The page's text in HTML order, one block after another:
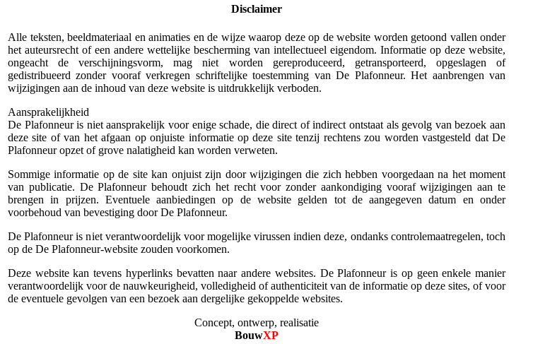
Disclaimer
Alle teksten, beeldmateriaal en animaties en de wijze waarop deze op de website worden getoond vallen onder
het auteursrecht of een andere wettelijke bescherming van intellectueel eigendom. Informatie op deze website,
ongeacht de verschijningsvorm, mag niet worden gereproduceerd, getransporteerd, opgeslagen of
gedistribueerd zonder vooraf verkregen schriftelijke toestemming van De Plafonneur. Het aanbrengen van
wijzigingen aan de inhoud van deze website is uitdrukkelijk verboden.
Aansprakelijkheid
De Plafonneur is niet aansprakelijk voor enige schade, die direct of indirect ontstaat als gevolg van bezoek aan
deze site of van het afgaan op onjuiste informatie op deze site tenzij rechtens zou worden vastgesteld dat De
Plafonneur opzet of grove nalatigheid kan worden verweten.
Sommige informatie op de site kan onjuist zijn door wijzigingen die zich hebben voorgedaan na het moment
van publicatie. De Plafonneur behoudt zich het recht voor zonder aankondiging vooraf wijzigingen aan te
brengen in prijzen. Eventuele aanbiedingen op de website gelden tot de aangegeven datum en onder
voorbehoud van bevestiging door De Plafonneur.
De Plafonneur is niet verantwoordelijk voor mogelijke virussen indien deze, ondanks controlemaatregelen, toch
op de De Plafonneur-website zouden voorkomen.
Deze website kan tevens hyperlinks bevatten naar andere websites. De Plafonneur is op geen enkele manier
verantwoordelijk voor de nauwkeurigheid, volledigheid of authenticiteit van de informatie op deze sites, of voor
de eventuele gevolgen van een bezoek aan dergelijke gekoppelde websites.
Concept, ontwerp, realisatie
BouwXP